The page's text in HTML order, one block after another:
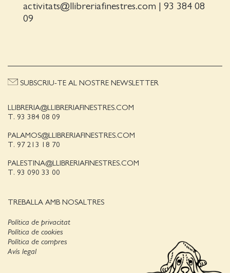
activitats@llibreriafinestres.com | 93 384 08
09
LLIBRERIA@LLIBRERIAFINESTRES.COM
T. 93 384 08 09
PALAMOS@LLIBRERIAFINESTRES.COM
T. 97 213 18 70
PALESTINA@LLIBRERIAFINESTRES.COM
T. 93 090 33 00
TREBALLA AMB NOSALTRES
SUBSCRIU-TE AL NOSTRE NEWSLETTER
Política de privacitat
Política de cookies
Avís legal
Política de compres